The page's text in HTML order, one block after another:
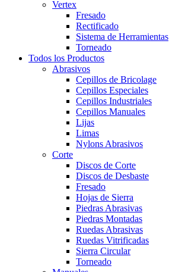
Vertex
Fresado
Rectificado
Sistema de Herramientas
Torneado
Todos los Productos
Abrasivos
Cepillos de Bricolage
Cepillos Especiales
Cepillos Industriales
Cepillos Manuales
Lijas
Limas
Nylons Abrasivos
Corte
Discos de Corte
Discos de Desbaste
Fresado
Hojas de Sierra
Piedras Abrasivas
Piedras Montadas
Ruedas Abrasivas
Ruedas Vitrificadas
Sierra Circular
Torneado